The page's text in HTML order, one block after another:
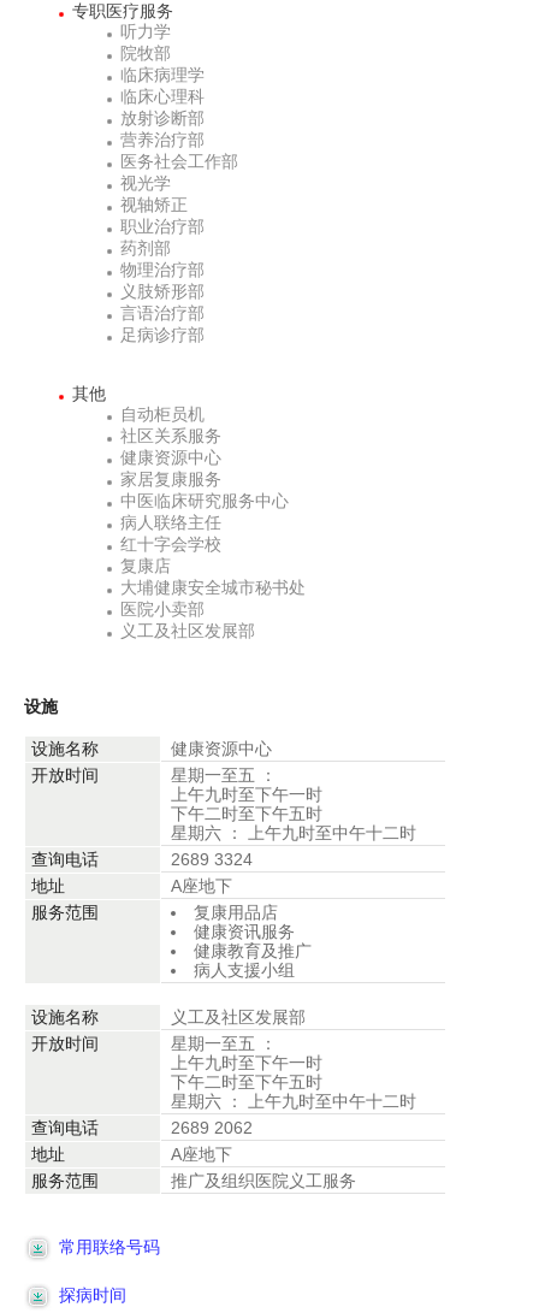
专职医疗服务
听力学
院牧部
临床病理学
临床心理科
放射诊断部
营养治疗部
医务社会工作部
视光学
视轴矫正
职业治疗部
药剂部
物理治疗部
义肢矫形部
言语治疗部
足病诊疗部
其他
自动柜员机
社区关系服务
健康资源中心
家居复康服务
中医临床研究服务中心
病人联络主任
红十字会学校
复康店
大埔健康安全城市秘书处
医院小卖部
义工及社区发展部
设施
设施名称
健康资源中心
开放时间
星期一至五 ：
上午九时至下午一时
下午二时至下午五时
星期六 ： 上午九时至中午十二时
查询电话
2689 3324
地址
A座地下
服务范围
复康用品店
健康资讯服务
健康教育及推广
病人支援小组
设施名称
义工及社区发展部
开放时间
星期一至五 ：
上午九时至下午一时
下午二时至下午五时
星期六 ： 上午九时至中午十二时
查询电话
2689 2062
地址
A座地下
服务范围
推广及组织医院义工服务
常用联络号码
探病时间